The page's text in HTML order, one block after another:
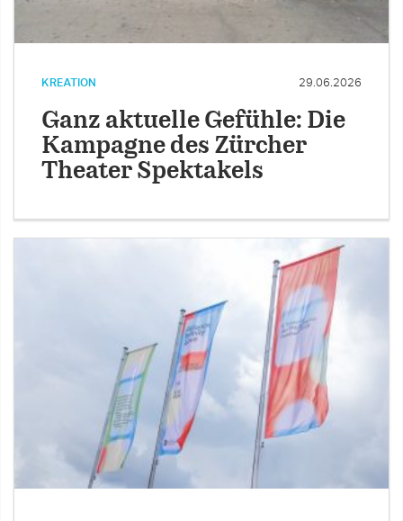
KREATION 29.06.2026
Ganz aktuelle Gefühle: Die
Kampagne des Zürcher
Theater Spektakels